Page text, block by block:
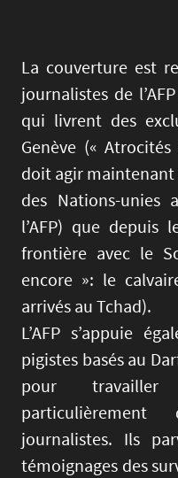
La couverture est
journalistes de
qui livrent des
Genève («
doit agir maintenant
des Nations-unies
l’AFP) que depuis
frontière avec le
encore »: le
arrivés au Tchad).
L’AFP s’appuie
pigistes basés au
pour
journalistes. Ils
témoignages des